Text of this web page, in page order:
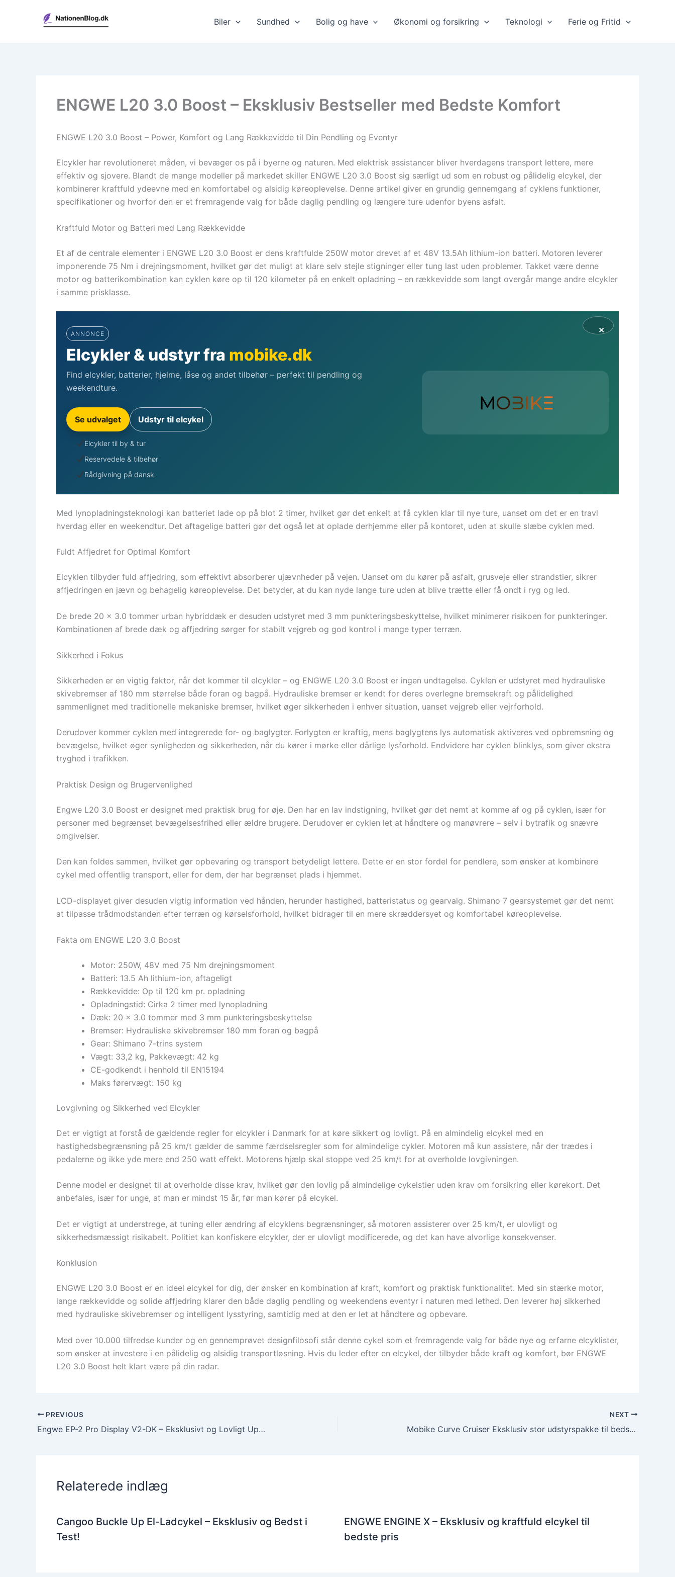
Biler Sundhed Bolig og have Økonomi og forsikring Teknologi Ferie og Fritid
ENGWE L20 3.0 Boost – Eksklusiv Bestseller med Bedste Komfort
ENGWE L20 3.0 Boost – Power, Komfort og Lang Rækkevidde til Din Pendling og Eventyr
Elcykler har revolutioneret måden, vi bevæger os på i byerne og naturen. Med elektrisk assistancer bliver hverdagens transport lettere, mere
effektiv og sjovere. Blandt de mange modeller på markedet skiller ENGWE L20 3.0 Boost sig særligt ud som en robust og pålidelig elcykel, der
kombinerer kraftfuld ydeevne med en komfortabel og alsidig køreoplevelse. Denne artikel giver en grundig gennemgang af cyklens funktioner,
specifikationer og hvorfor den er et fremragende valg for både daglig pendling og længere ture udenfor byens asfalt.
Kraftfuld Motor og Batteri med Lang Rækkevidde
Et af de centrale elementer i ENGWE L20 3.0 Boost er dens kraftfulde 250W motor drevet af et 48V 13.5Ah lithium-ion batteri. Motoren leverer
imponerende 75 Nm i drejningsmoment, hvilket gør det muligt at klare selv stejle stigninger eller tung last uden problemer. Takket være denne
motor og batterikombination kan cyklen køre op til 120 kilometer på en enkelt opladning – en rækkevidde som langt overgår mange andre elcykler
i samme prisklasse.
ANNONCE
Elcykler & udstyr fra mobike.dk
Find elcykler, batterier, hjelme, låse og andet tilbehør – perfekt til pendling og
weekendture.
Se udvalget Udstyr til elcykel
Elcykler til by & tur
Reservedele & tilbehør
Rådgivning på dansk
×
Med lynopladningsteknologi kan batteriet lade op på blot 2 timer, hvilket gør det enkelt at få cyklen klar til nye ture, uanset om det er en travl
hverdag eller en weekendtur. Det aftagelige batteri gør det også let at oplade derhjemme eller på kontoret, uden at skulle slæbe cyklen med.
Fuldt Affjedret for Optimal Komfort
Elcyklen tilbyder fuld affjedring, som effektivt absorberer ujævnheder på vejen. Uanset om du kører på asfalt, grusveje eller strandstier, sikrer
affjedringen en jævn og behagelig køreoplevelse. Det betyder, at du kan nyde lange ture uden at blive trætte eller få ondt i ryg og led.
De brede 20 x 3.0 tommer urban hybriddæk er desuden udstyret med 3 mm punkteringsbeskyttelse, hvilket minimerer risikoen for punkteringer.
Kombinationen af brede dæk og affjedring sørger for stabilt vejgreb og god kontrol i mange typer terræn.
Sikkerhed i Fokus
Sikkerheden er en vigtig faktor, når det kommer til elcykler – og ENGWE L20 3.0 Boost er ingen undtagelse. Cyklen er udstyret med hydrauliske
skivebremser af 180 mm størrelse både foran og bagpå. Hydrauliske bremser er kendt for deres overlegne bremsekraft og pålidelighed
sammenlignet med traditionelle mekaniske bremser, hvilket øger sikkerheden i enhver situation, uanset vejgreb eller vejrforhold.
Derudover kommer cyklen med integrerede for- og baglygter. Forlygten er kraftig, mens baglygtens lys automatisk aktiveres ved opbremsning og
bevægelse, hvilket øger synligheden og sikkerheden, når du kører i mørke eller dårlige lysforhold. Endvidere har cyklen blinklys, som giver ekstra
tryghed i trafikken.
Praktisk Design og Brugervenlighed
Engwe L20 3.0 Boost er designet med praktisk brug for øje. Den har en lav indstigning, hvilket gør det nemt at komme af og på cyklen, især for
personer med begrænset bevægelsesfrihed eller ældre brugere. Derudover er cyklen let at håndtere og manøvrere – selv i bytrafik og snævre
omgivelser.
Den kan foldes sammen, hvilket gør opbevaring og transport betydeligt lettere. Dette er en stor fordel for pendlere, som ønsker at kombinere
cykel med offentlig transport, eller for dem, der har begrænset plads i hjemmet.
LCD-displayet giver desuden vigtig information ved hånden, herunder hastighed, batteristatus og gearvalg. Shimano 7 gearsystemet gør det nemt
at tilpasse trådmodstanden efter terræn og kørselsforhold, hvilket bidrager til en mere skræddersyet og komfortabel køreoplevelse.
Fakta om ENGWE L20 3.0 Boost
Motor: 250W, 48V med 75 Nm drejningsmoment
Batteri: 13.5 Ah lithium-ion, aftageligt
Rækkevidde: Op til 120 km pr. opladning
Opladningstid: Cirka 2 timer med lynopladning
Dæk: 20 x 3.0 tommer med 3 mm punkteringsbeskyttelse
Bremser: Hydrauliske skivebremser 180 mm foran og bagpå
Gear: Shimano 7-trins system
Vægt: 33,2 kg, Pakkevægt: 42 kg
CE-godkendt i henhold til EN15194
Maks førervægt: 150 kg
Lovgivning og Sikkerhed ved Elcykler
Det er vigtigt at forstå de gældende regler for elcykler i Danmark for at køre sikkert og lovligt. På en almindelig elcykel med en
hastighedsbegrænsning på 25 km/t gælder de samme færdselsregler som for almindelige cykler. Motoren må kun assistere, når der trædes i
pedalerne og ikke yde mere end 250 watt effekt. Motorens hjælp skal stoppe ved 25 km/t for at overholde lovgivningen.
Denne model er designet til at overholde disse krav, hvilket gør den lovlig på almindelige cykelstier uden krav om forsikring eller kørekort. Det
anbefales, især for unge, at man er mindst 15 år, før man kører på elcykel.
Det er vigtigt at understrege, at tuning eller ændring af elcyklens begrænsninger, så motoren assisterer over 25 km/t, er ulovligt og
sikkerhedsmæssigt risikabelt. Politiet kan konfiskere elcykler, der er ulovligt modificerede, og det kan have alvorlige konsekvenser.
Konklusion
ENGWE L20 3.0 Boost er en ideel elcykel for dig, der ønsker en kombination af kraft, komfort og praktisk funktionalitet. Med sin stærke motor,
lange rækkevidde og solide affjedring klarer den både daglig pendling og weekendens eventyr i naturen med lethed. Den leverer høj sikkerhed
med hydrauliske skivebremser og intelligent lysstyring, samtidig med at den er let at håndtere og opbevare.
Med over 10.000 tilfredse kunder og en gennemprøvet designfilosofi står denne cykel som et fremragende valg for både nye og erfarne elcyklister,
som ønsker at investere i en pålidelig og alsidig transportløsning. Hvis du leder efter en elcykel, der tilbyder både kraft og komfort, bør ENGWE
L20 3.0 Boost helt klart være på din radar.
PREVIOUS
Engwe EP-2 Pro Display V2-DK – Eksklusivt og Lovligt Upgrade
NEXT
Mobike Curve Cruiser Eksklusiv stor udstyrspakke til bedste pris
Relaterede indlæg
Cangoo Buckle Up El-Ladcykel – Eksklusiv og Bedst i
Test!
ENGWE ENGINE X – Eksklusiv og kraftfuld elcykel til
bedste pris